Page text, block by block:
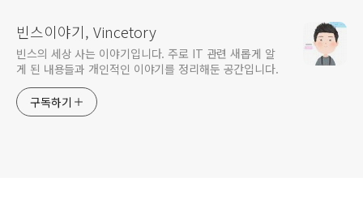
빈스이야기, Vincetory
빈스의 세상 사는 이야기입니다. 주로 IT 관련 새롭게 알
게 된 내용들과 개인적인 이야기를 정리해둔 공간입니다.
구독하기